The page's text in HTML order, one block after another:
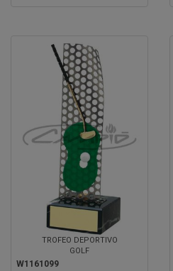
TROFEO DEPORTIVO
GOLF
W1161099